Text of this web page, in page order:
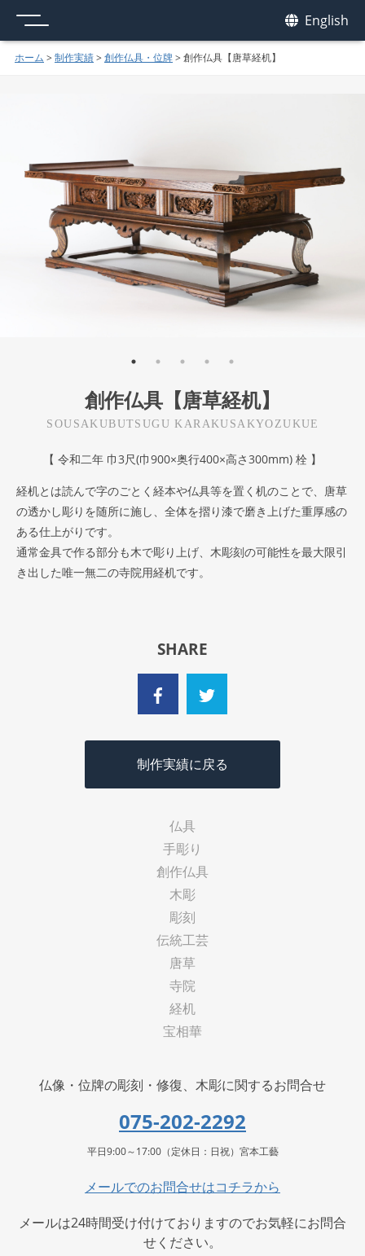
English
ホーム > 制作実績> 創作仏具・位牌> 創作仏具【唐草経机】
創作仏具【唐草経机】
SOUSAKUBUTSUGU KARAKUSAKYOZUKUE
【 令和二年 巾3尺(巾900×奥行400×高さ300mm) 栓 】
経机とは読んで字のごとく経本や仏具等を置く机のことで、唐草
の透かし彫りを随所に施し、全体を摺り漆で磨き上げた重厚感の
ある仕上がりです。
通常金具で作る部分も木で彫り上げ、木彫刻の可能性を最大限引
き出した唯一無二の寺院用経机です。
SHARE
制作実績に戻る
仏具
手彫り
創作仏具
木彫
彫刻
伝統工芸
唐草
寺院
経机
宝相華
仏像・位牌の彫刻・修復、木彫に関するお問合せ
075-202-2292
平日9:00～17:00（定休日：日祝）宮本工藝
メールでのお問合せはコチラから
メールは24時間受け付けておりますのでお気軽にお問合
せください。